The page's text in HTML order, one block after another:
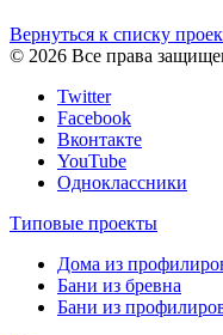
Вернуться к списку
© 2026 Все права
Twitter
Facebook
Вконтакте
YouTube
Одноклассники
Типовые проекты
Дома из
Бани из бревна
Бани из